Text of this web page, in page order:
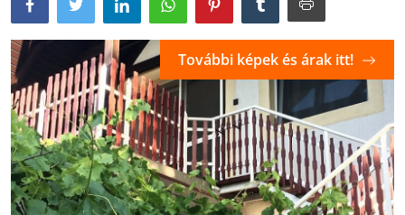
További képek és árak itt!